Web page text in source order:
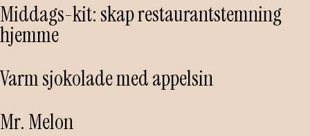
Middags-kit: skap restaurantstemning
hjemme
Varm sjokolade med appelsin
Mr. Melon